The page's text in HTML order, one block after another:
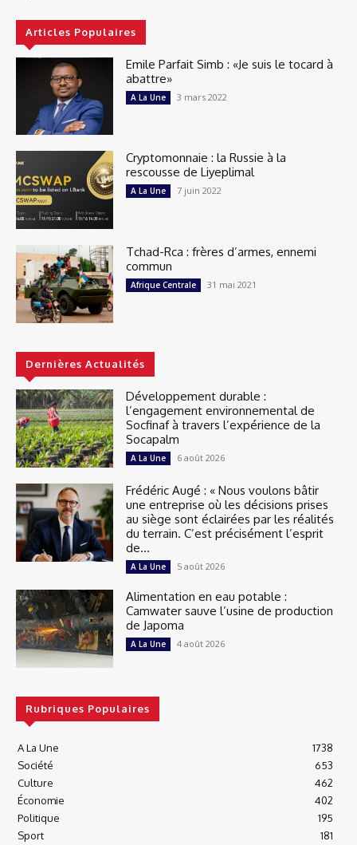
Articles Populaires
Emile Parfait Simb : «Je suis le tocard à
abattre»
A La Une 3 mars 2022
Cryptomonnaie : la Russie à la
rescousse de Liyeplimal
A La Une 7 juin 2022
Tchad-Rca : frères d’armes, ennemi
commun
Afrique Centrale 31 mai 2021
Dernières Actualités
Développement durable :
l’engagement environnemental de
Socfinaf à travers l’expérience de la
Socapalm
A La Une 6 août 2026
Frédéric Augé : « Nous voulons bâtir
une entreprise où les décisions prises
au siège sont éclairées par les réalités
du terrain. C’est précisément l’esprit
de...
A La Une 5 août 2026
Alimentation en eau potable :
Camwater sauve l’usine de production
de Japoma
A La Une 4 août 2026
Rubriques Populaires
A La Une
1738
Société
653
Culture
462
Économie
402
Politique
195
Sport
181